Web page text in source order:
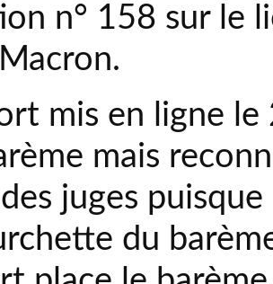
n° 158 sur le
mis en ligne
mais
juges
du